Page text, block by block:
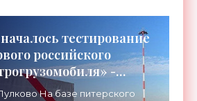
тестирование
российского
-
На базе питерского